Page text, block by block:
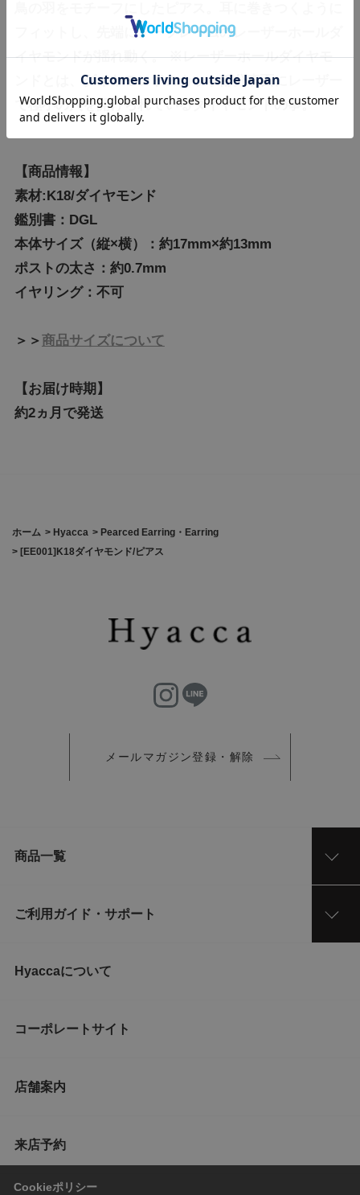
フィットし、先端にノーフレームのレーザーホールダ
イヤモンドが揺れ動く。 ※レーザーホールダイヤモ
ンドとは、ダイヤモンドのカット部分表面にレーザー
で極小の穴を開けられているダイヤモンドの事。
【商品情報】
素材:K18/ダイヤモンド
鑑別書：DGL
本体サイズ（縦×横）：約17mm×約13mm
ポストの太さ：約0.7mm
イヤリング：不可
＞＞ 商品サイズについて
【お届け時期】
約2ヵ月で発送
ホーム > Hyacca > Pearced Earring・Earring
> [EE001]K18ダイヤモンド/ピアス
メールマガジン登録・解除
商品一覧
ご利用ガイド・サポート
Hyaccaについて
コーポレートサイト
店舗案内
来店予約
Cookieポリシー